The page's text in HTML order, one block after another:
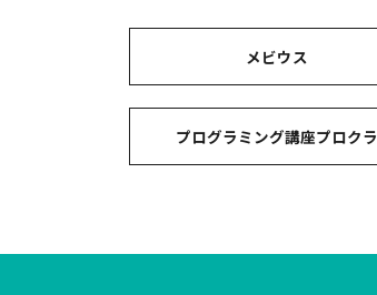
メビウス
プログラミング講座プロクラ